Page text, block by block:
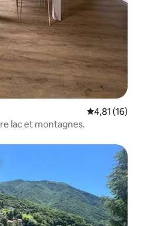
Évaluation
4,81 (16)
lac et montagnes.